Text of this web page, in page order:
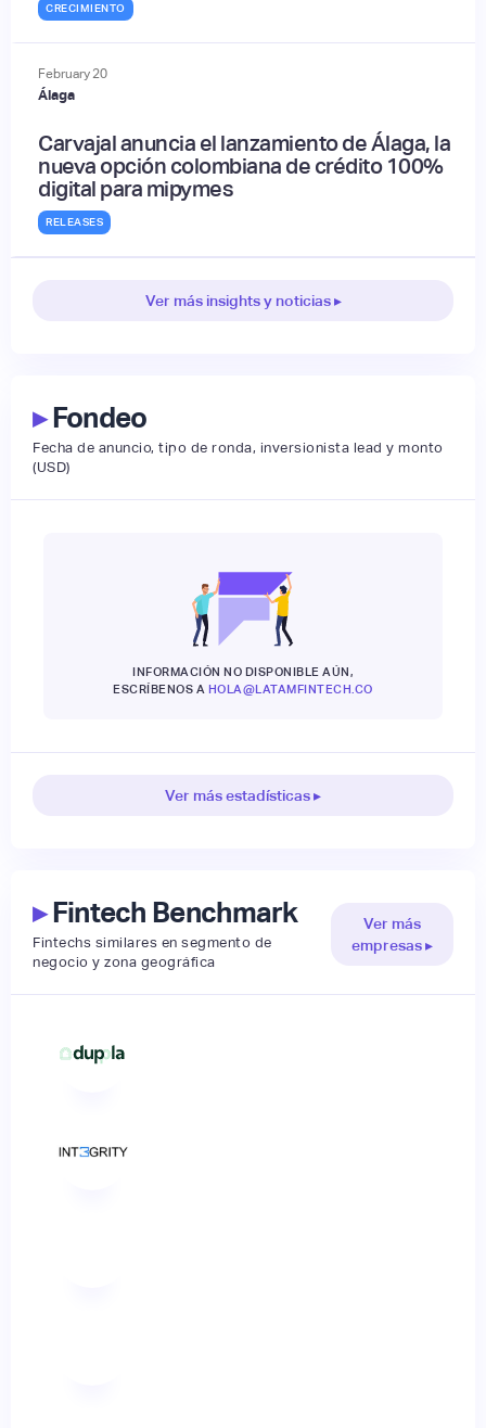
CRECIMIENTO
February20
Álaga
Carvajal anuncia el lanzamiento de Álaga, la
nueva opción colombiana de crédito 100%
digital para mipymes
RELEASES
Ver más insights y noticias ▸
▸Fondeo
Fecha de anuncio, tipo de ronda, inversionista lead y monto
(USD)
INFORMACIÓN NO DISPONIBLE AÚN,
ESCRÍBENOS A HOLA@LATAMFINTECH.CO
Ver más estadísticas ▸
▸Fintech Benchmark
Fintechs similares en segmento de
negocio y zona geográfica
Ver más
empresas ▸